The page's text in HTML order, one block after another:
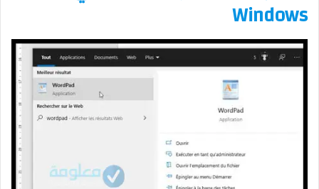
Windows